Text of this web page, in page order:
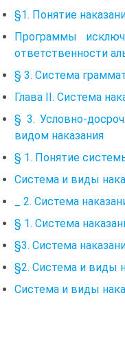
§1. Понятие
Программы
ответственности
§ 3. Система
Глава II. Система
§ 3. Условно-
видом наказания
§ 1. Понятие
Система и виды
_ 2. Система
§ 1. Система
§3. Система
§2. Система и виды
Система и виды